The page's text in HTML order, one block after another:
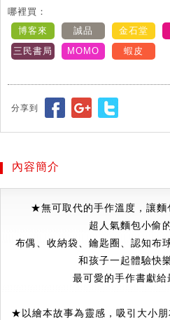
哪裡買：
博客來
誠品 金石堂
三民書局
MOMO 蝦皮
分享到
內容簡介
★無可取代的手作溫度，讓
超人氣麵包小偷
布偶、收納袋、鑰匙圈、認知布
和孩子一起體驗快
最可愛的手作書獻給
★以繪本故事為靈感，吸引大小